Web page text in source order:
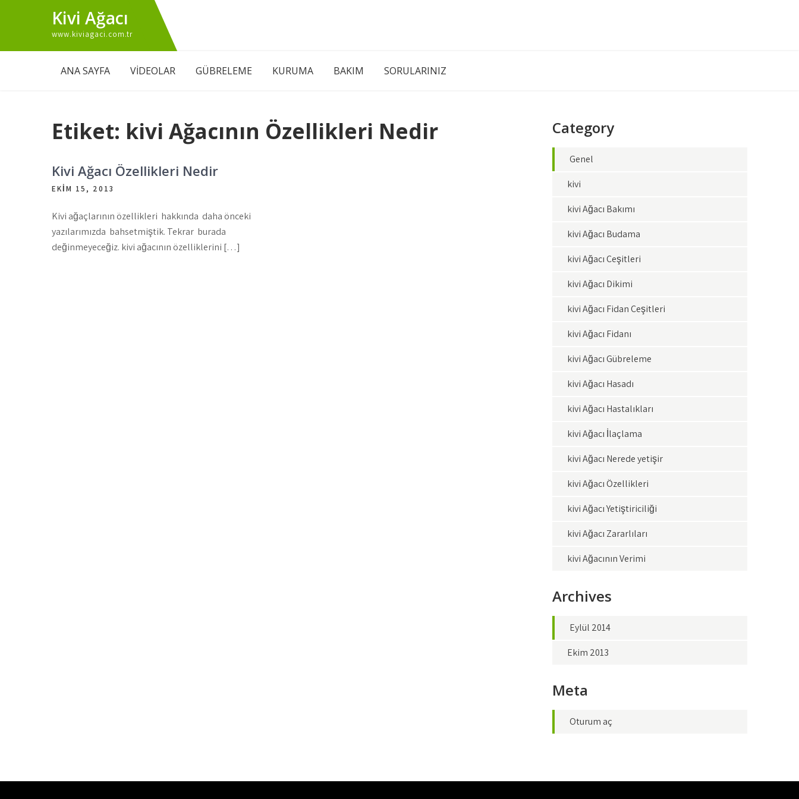
Kivi Ağacı
www.kiviagaci.com.tr
ANA SAYFA VİDEOLAR GÜBRELEME KURUMA BAKIM SORULARINIZ
Etiket: kivi Ağacının Özellikleri Nedir
Kivi Ağacı Özellikleri Nedir
EKIM 15, 2013
Kivi ağaçlarının özellikleri hakkında daha önceki
yazılarımızda bahsetmiştik. Tekrar burada
değinmeyeceğiz. kivi ağacının özelliklerini […]
Category
Genel
kivi
kivi Ağacı Bakımı
kivi Ağacı Budama
kivi Ağacı Çeşitleri
kivi Ağacı Dikimi
kivi Ağacı Fidan Çeşitleri
kivi Ağacı Fidanı
kivi Ağacı Gübreleme
kivi Ağacı Hasadı
kivi Ağacı Hastalıkları
kivi Ağacı İlaçlama
kivi Ağacı Nerede yetişir
kivi Ağacı Özellikleri
kivi Ağacı Yetiştiriciliği
kivi Ağacı Zararlıları
kivi Ağacının Verimi
Archives
Eylül 2014
Ekim 2013
Meta
Oturum aç